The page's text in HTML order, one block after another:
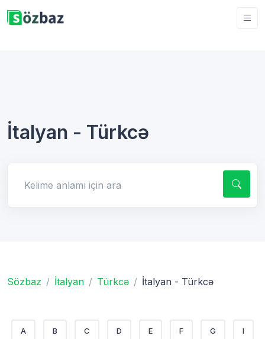
İtalyan - Türkcə
Sözbaz İtalyan Türkcə İtalyan - Türkcə
A B C D E F G I